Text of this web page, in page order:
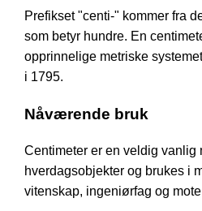
Prefikset "centi-" kommer fra
som betyr hundre. En
opprinnelige metriske
i 1795.
Nåværende bruk
Centimeter er en veldig vanlig
hverdagsobjekter og brukes i
vitenskap, ingeniørfag og